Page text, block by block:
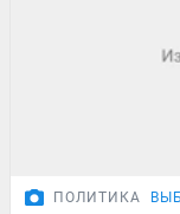
ПОЛИТИКА